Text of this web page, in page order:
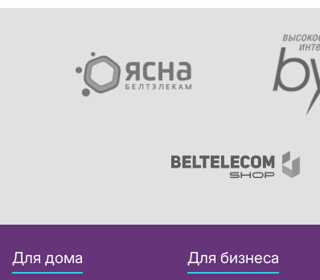
Для дома Для бизнеса